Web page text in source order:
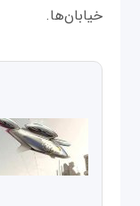
خیابان‌ها.